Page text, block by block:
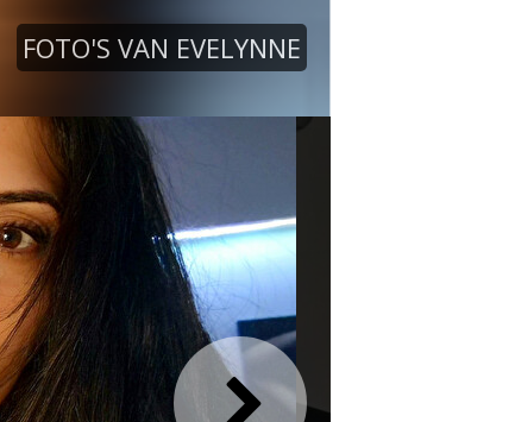
FOTO'S VAN EVELYNNE